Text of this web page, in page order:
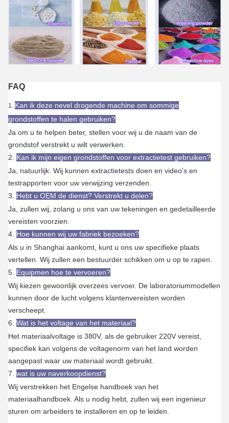
FAQ
1. Kan ik deze nevel drogende machine om sommige
grondstoffen te halen gebruiken?
Ja om u te helpen beter, stellen voor wij u de naam van de
grondstof verstrekt u wilt verwerken.
2. Kan ik mijn eigen grondstoffen voor extractietest gebruiken?
Ja, natuurlijk. Wij kunnen extractietests doen en video's en
testrapporten voor uw verwijzing verzenden.
3. Hebt u OEM de dienst? Verstrekt u delen?
Ja, zullen wij, zolang u ons van uw tekeningen en gedetailleerde
vereisten voorzien.
4. Hoe kunnen wij uw fabriek bezoeken?
Als u in Shanghai aankomt, kunt u ons uw specifieke plaats
vertellen. Wij zullen een bestuurder schikken om u op te rapen.
5. Equipmen hoe te vervoeren?
Wij kiezen gewoonlijk overzees vervoer. De laboratoriummodellen
kunnen door de lucht volgens klantenvereisten worden
verscheept.
6. Wat is het voltage van het materiaal?
Het materiaalvoltage is 380V, als de gebruiker 220V vereist,
specifiek kan volgens de voltagenorm van het land worden
aangepast waar uw materiaal wordt gebruikt.
7. wat is uw naverkoopdienst?
Wij verstrekken het Engelse handboek van het
materiaalhandboek. Als u nodig hebt, zullen wij een ingenieur
sturen om arbeiders te installeren en op te leiden.